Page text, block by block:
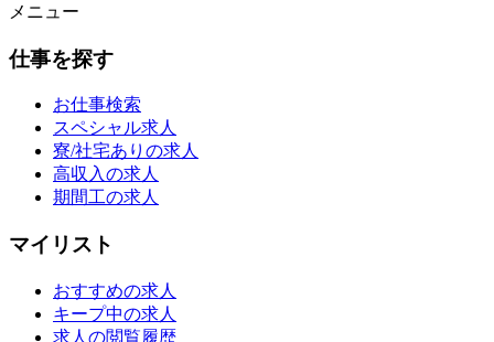
メニュー
仕事を探す
お仕事検索
スペシャル求人
寮/社宅ありの求人
高収入の求人
期間工の求人
マイリスト
おすすめの求人
キープ中の求人
求人の閲覧履歴